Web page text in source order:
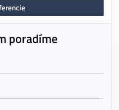
poradíme